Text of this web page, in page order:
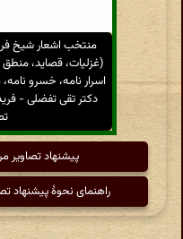
منتخب اشعار شیخ
(غزلیات، قصاید، منطق
اسرار نامه، خسرو
دکتر تقی تفضلی -
پیشنهاد تصاویر
راهنمای نحوهٔ پیشنهاد